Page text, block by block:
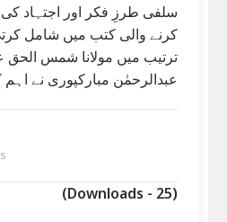
سلفی طرزِ فکر اور اجتہاد کی
کرنے والی کتب میں شامل
ترتیب میں مولانا شمس الحق
عبدالرحمٰن مبارکپوری نے اہم
(Downloads - 25)